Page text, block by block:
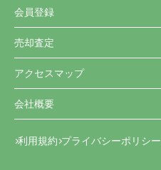
会員登録
売却査定
アクセスマップ
会社概要
利用規約 プライバシーポリシー